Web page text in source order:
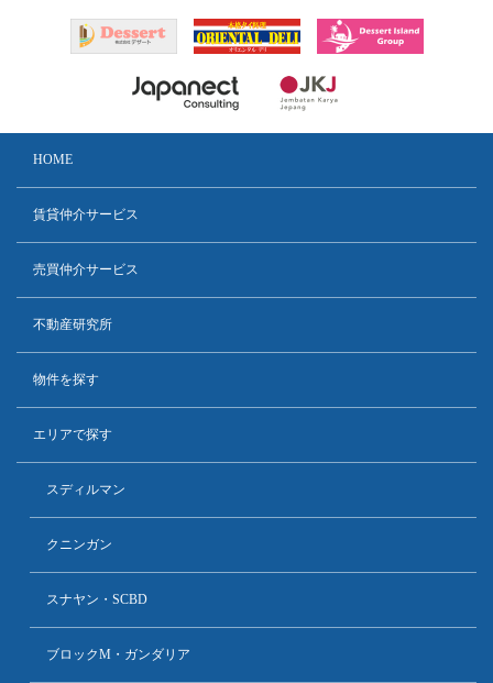
HOME
賃貸仲介サービス
売買仲介サービス
不動産研究所
物件を探す
エリアで探す
スディルマン
クニンガン
スナヤン・SCBD
ブロックM・ガンダリア